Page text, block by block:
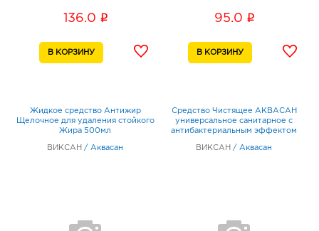
136.0 i 95.0 i
Жидкое средство Антижир
Щелочное для удаления стойкого
Жира 500мл
ВИКСАН / Аквасан
Средство Чистящее АКВАСАН
универсальное санитарное с
антибактериальным эффектом
ВИКСАН / Аквасан